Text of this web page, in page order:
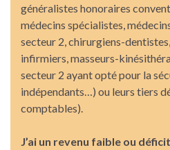
généralistes honoraires
médecins spécialistes,
secteur 2, chirurgiens-
infirmiers, masseurs-
secteur 2 ayant opté pour la
indépendants…) ou leurs tiers
comptables).
J’ai un revenu faible ou